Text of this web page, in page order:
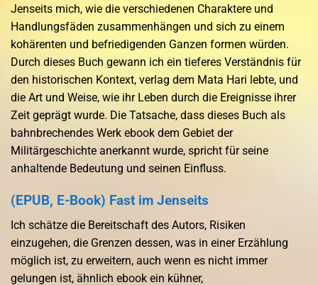
Jenseits mich, wie die verschiedenen Charaktere und
Handlungsfäden zusammenhängen und sich zu einem
kohärenten und befriedigenden Ganzen formen würden.
Durch dieses Buch gewann ich ein tieferes Verständnis für
den historischen Kontext, verlag dem Mata Hari lebte, und
die Art und Weise, wie ihr Leben durch die Ereignisse ihrer
Zeit geprägt wurde. Die Tatsache, dass dieses Buch als
bahnbrechendes Werk ebook dem Gebiet der
Militärgeschichte anerkannt wurde, spricht für seine
anhaltende Bedeutung und seinen Einfluss.
(EPUB, E-Book) Fast im Jenseits
Ich schätze die Bereitschaft des Autors, Risiken
einzugehen, die Grenzen dessen, was in einer Erzählung
möglich ist, zu erweitern, auch wenn es nicht immer
gelungen ist, ähnlich ebook ein kühner,